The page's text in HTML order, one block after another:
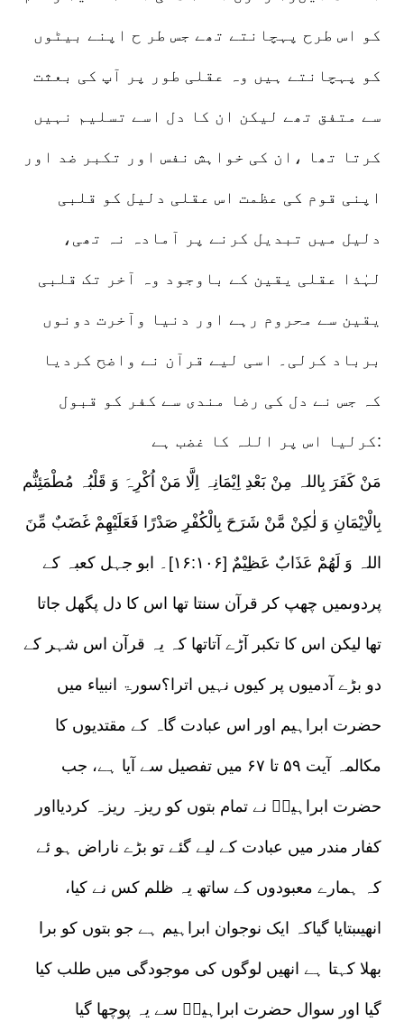
کو اس طرح پہچانتے تھے جس طر ح اپنے بیٹوں
کو پہچانتے ہیں وہ عقلی طور پر آپ کی بعثت
سے متفق تھے لیکن ان کا دل اسے تسلیم نہیں
کرتا تھا ،ان کی خواہش نفس اور تکبر ضد اور
اپنی قوم کی عظمت اس عقلی دلیل کو قلبی
دلیل میں تبدیل کرنے پر آمادہ نہ تھی،
لہٰذا عقلی یقین کے باوجود وہ آخر تک قلبی
یقین سے محروم رہے اور دنیا وآخرت دونوں
برباد کرلی۔ اسی لیے قرآن نے واضح کردیا
کہ جس نے دل کی رضا مندی سے کفر کو قبول
کرلیا اس پر اللہ کا غضب ہے:
مَنْ کَفَرَ بِاللہ مِنْ بَعْدِ اِیْمَانِہ اِلَّا مَنْ اُکْرِہَ وَ قَلْبُہ مُطْمَئِنٌّم
بِالْاِیْمَانِ وَ لٰکِنْ مَّنْ شَرَحَ بِالْکُفْرِ صَدْرًا فَعَلَیْھِمْ غَضَبٌ مِّنَ
اللہ وَ لَھُمْ عَذَابٌ عَظِیْمٌ [۱۶:۱۰۶]۔ ابو جہل کعبہ کے
پردوںمیں چھپ کر قرآن سنتا تھا اس کا دل پگھل جاتا
تھا لیکن اس کا تکبر آڑے آتاتھا کہ یہ قرآن اس شہر کے
دو بڑے آدمیوں پر کیوں نہیں اترا؟سورۃ انبیاء میں
حضرت ابراہیم اور اس عبادت گاہ کے مقتدیوں کا
مکالمہ آیت ۵۹ تا ۶۷ میں تفصیل سے آیا ہے، جب
حضرت ابراہیمؑ نے تمام بتوں کو ریزہ ریزہ کردیااور
کفار مندر میں عبادت کے لیے گئے تو بڑے ناراض ہو ئے
کہ ہمارے معبودوں کے ساتھ یہ ظلم کس نے کیا،
انھیںبتایا گیاکہ ایک نوجوان ابراہیم ہے جو بتوں کو برا
بھلا کہتا ہے انھیں لوگوں کی موجودگی میں طلب کیا
گیا اور سوال حضرت ابراہیمؑ سے یہ پوچھا گیا